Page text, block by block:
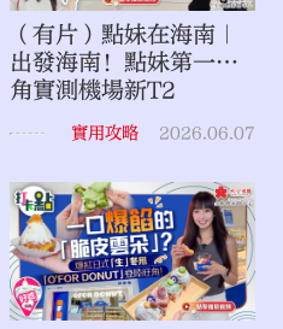
（有片）點妹在海南｜
出發海南！點妹第一視
角實測機場新T2
實用攻略 2026.06.07